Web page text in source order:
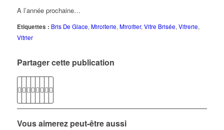
A l’année prochaine…
Etiquettes : Bris De Glace,Miroiterie,Miroitier,Vitre Brisée,Vitrerie,
Vitrier
Partager cette publication
Vous aimerez peut-être aussi